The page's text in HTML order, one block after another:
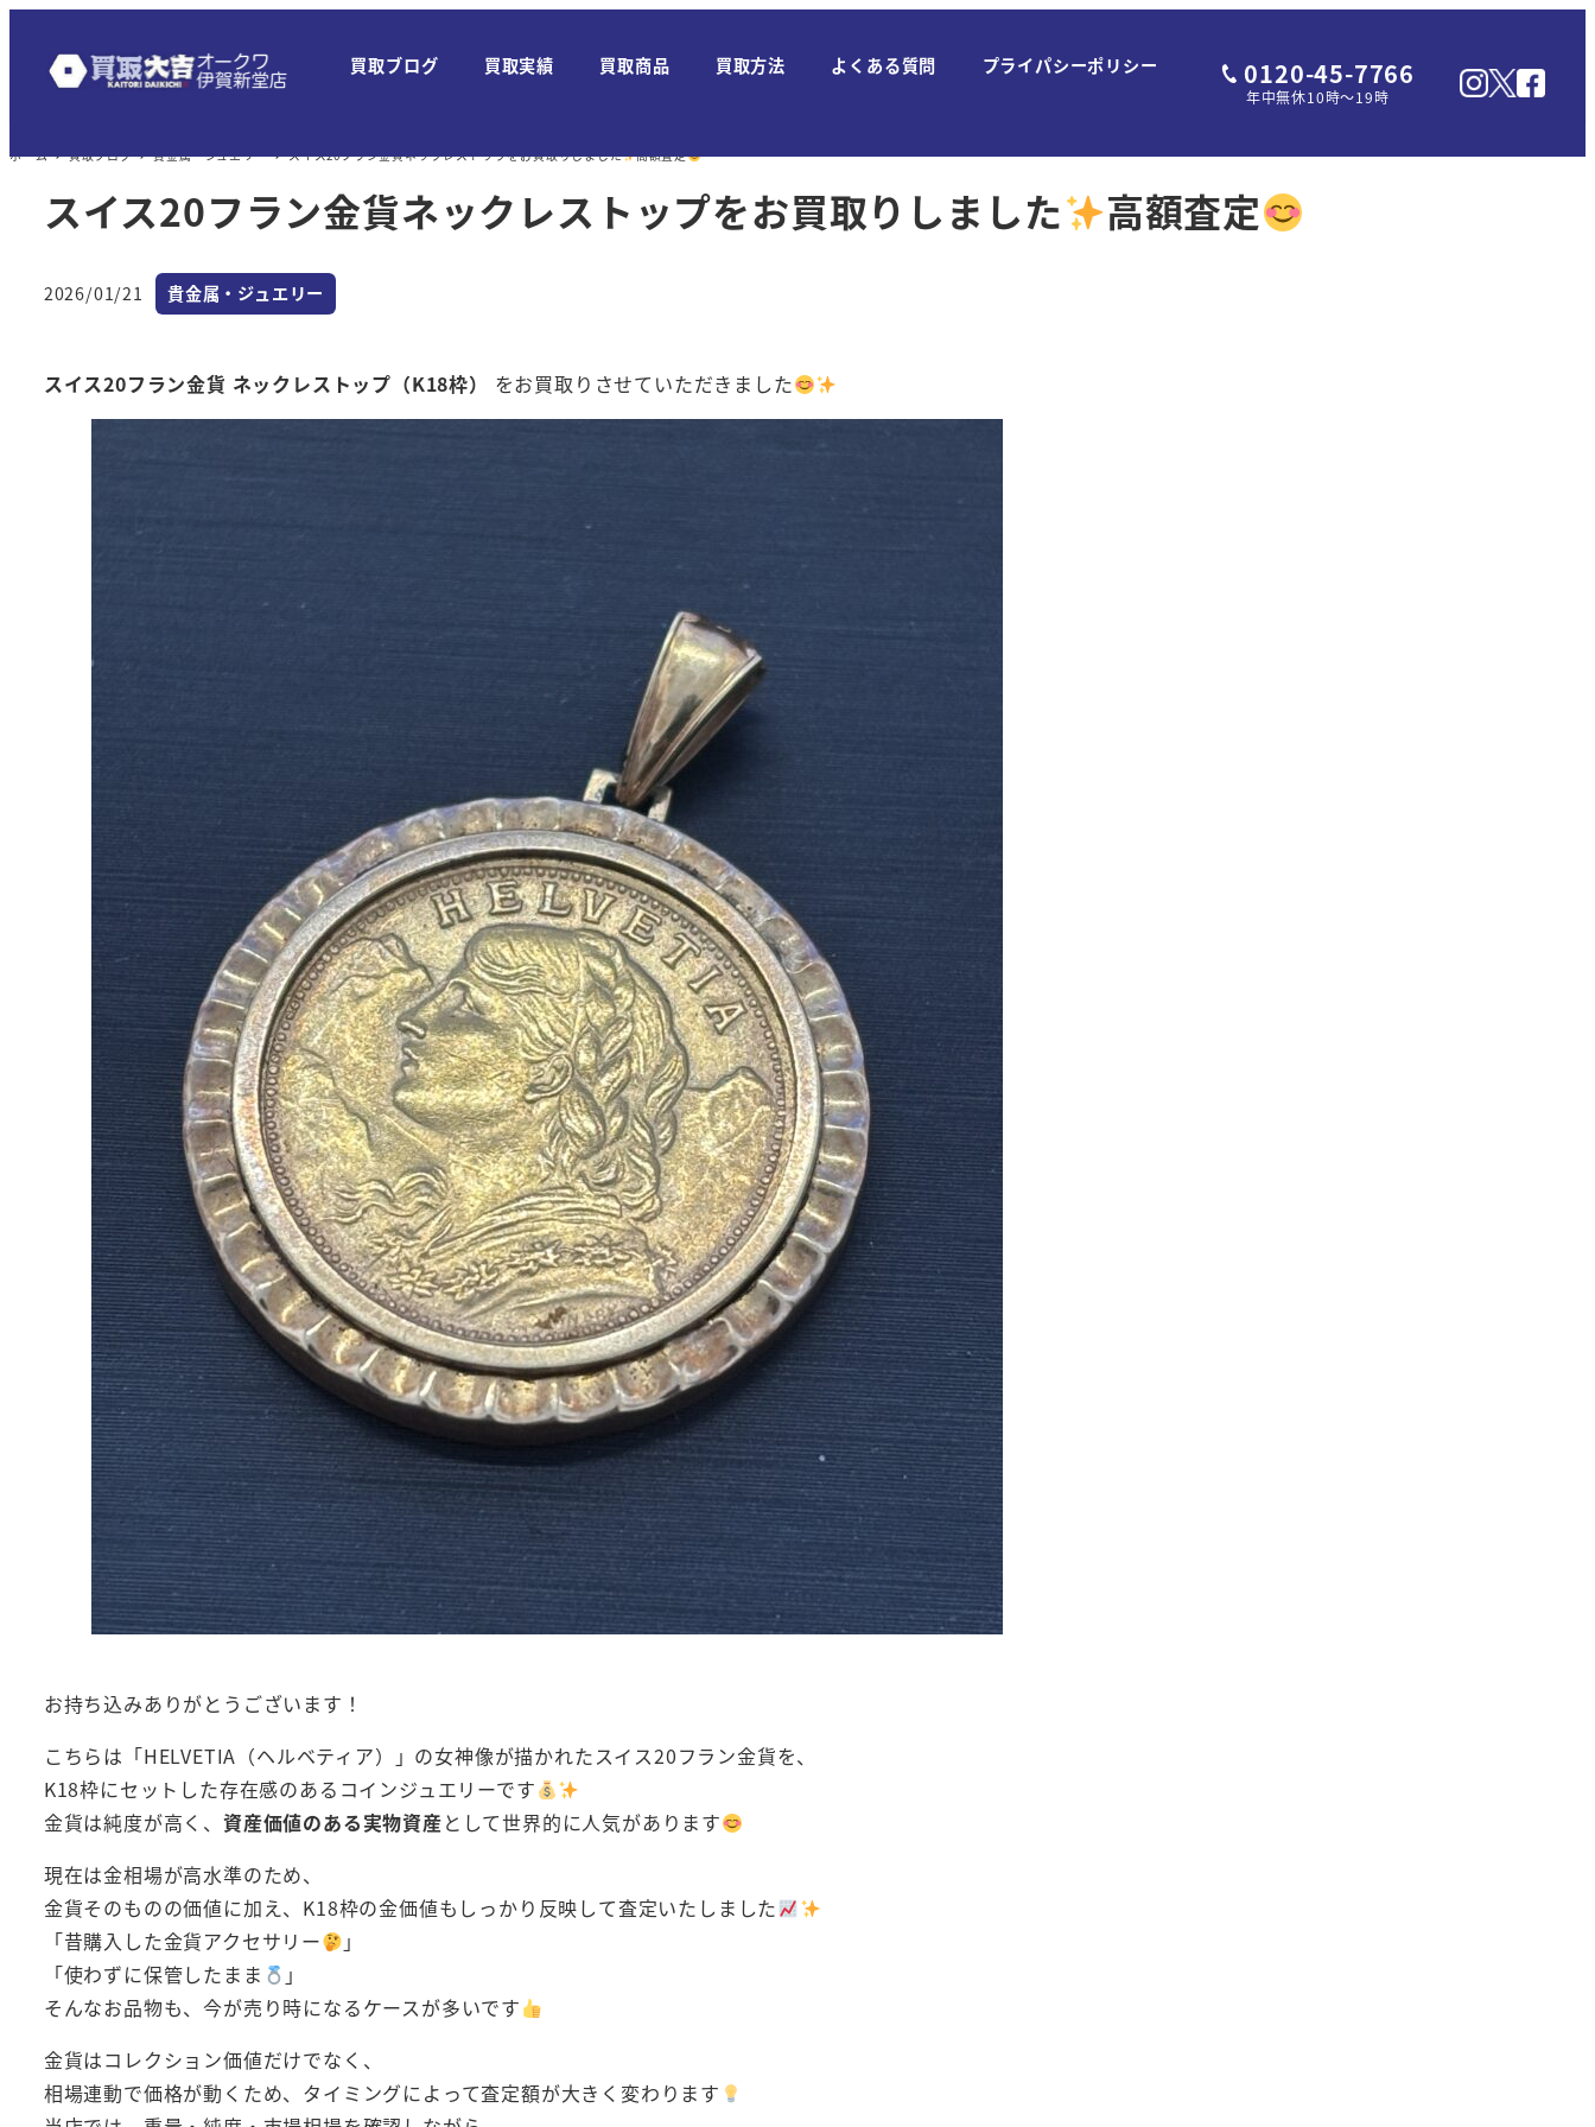
ン
買取ブログ 買取実績 買取商品 買取方法 よくある質問 プライパシーポリシー 0120-45-7766
年中無休10時～19時
ホーム 買取ブログ 貴金属・ジュエリー スイス20フラン金貨ネックレストップをお買取りしました 高額査定
スイス20フラン金貨ネックレストップをお買取りしました 高額査定
投稿日
2026/01/21 カテゴリー
貴金属・ジュエリー
スイス20フラン金貨 ネックレストップ（K18枠） をお買取りさせていただきました
お持ち込みありがとうございます！
こちらは「HELVETIA（ヘルベティア）」の女神像が描かれたスイス20フラン金貨を、
K18枠にセットした存在感のあるコインジュエリーです
金貨は純度が高く、 資産価値のある実物資産として世界的に人気があります
現在は金相場が高水準のため、
金貨そのものの価値に加え、K18枠の金価値もしっかり反映して査定いたしました
「昔購入した金貨アクセサリー
」
「使わずに保管したまま
」
そんなお品物も、今が売り時になるケースが多いです
金貨はコレクション価値だけでなく、
相場連動で価格が動くため、タイミングによって査定額が大きく変わります